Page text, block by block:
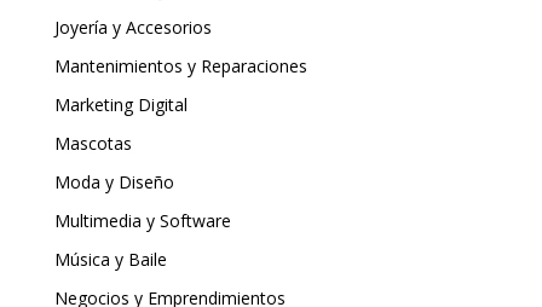
Joyería y Accesorios
Mantenimientos y Reparaciones
Marketing Digital
Mascotas
Moda y Diseño
Multimedia y Software
Música y Baile
Negocios y Emprendimientos